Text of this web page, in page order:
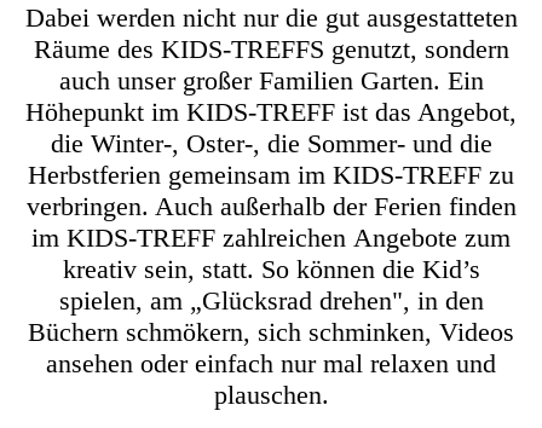
Dabei werden nicht nur die gut ausgestatteten
Räume des KIDS-TREFFS genutzt, sondern
auch unser großer Familien Garten. Ein
Höhepunkt im KIDS-TREFF ist das Angebot,
die Winter-, Oster-, die Sommer- und die
Herbstferien gemeinsam im KIDS-TREFF zu
verbringen. Auch außerhalb der Ferien finden
im KIDS-TREFF zahlreichen Angebote zum
kreativ sein, statt. So können die Kid’s
spielen, am „Glücksrad drehen", in den
Büchern schmökern, sich schminken, Videos
ansehen oder einfach nur mal relaxen und
plauschen.